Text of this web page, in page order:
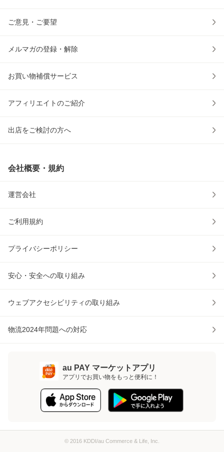
ご意見・ご要望
メルマガの登録・解除
お買い物補償サービス
アフィリエイトのご紹介
出店をご検討の方へ
会社概要・規約
運営会社
ご利用規約
プライバシーポリシー
安心・安全への取り組み
ウェブアクセシビリティの取り組み
物流2024年問題への対応
au PAY マーケットアプリ
アプリでお買い物をもっと便利に！
© 2016 KDDI/au Commerce & Life, Inc.